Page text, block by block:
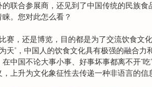
联合参展商，还见到了中国传统的民族食
。您对此怎么看？
赛，还是博览，目的都是为了交流饮食文
天”，中国人的饮食文化具有极强的融合力
中国不论大事小事、好事坏事都离不开“
上升为文化象征性去传递一种非语言的信